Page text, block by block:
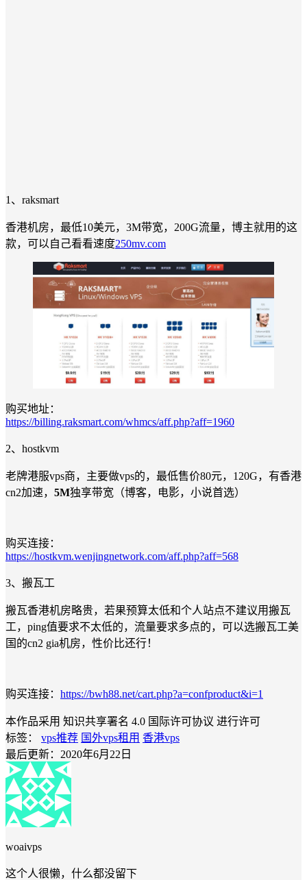
1、raksmart
香港机房，最低10美元，3M带宽，200G流量，博主就用的这
款，可以自己看看速度250mv.com
购买地址：
https://billing.raksmart.com/whmcs/aff.php?aff=1960
2、hostkvm
老牌港服vps商，主要做vps的，最低售价80元，120G，有香港
cn2加速， 5M独享带宽（博客，电影，小说首选）
购买连接：
https://hostkvm.wenjingnetwork.com/aff.php?aff=568
3、搬瓦工
搬瓦香港机房略贵，若果预算太低和个人站点不建议用搬瓦
工，ping值要求不太低的，流量要求多点的，可以选搬瓦工美
国的cn2 gia机房，性价比还行！
购买连接： https://bwh88.net/cart.php?a=confproduct&i=1
本作品采用 知识共享署名 4.0 国际许可协议 进行许可
标签：
vps推荐 国外vps租用 香港vps
最后更新：2020年6月22日
woaivps
这个人很懒，什么都没留下